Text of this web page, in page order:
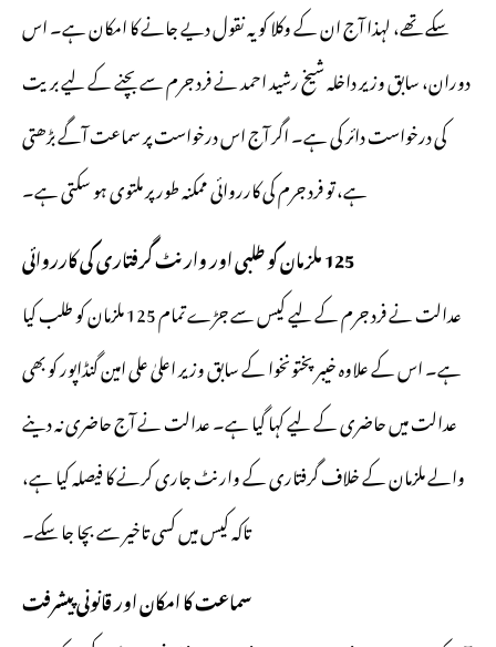
سکے تھے، لہذا آج ان کے وکلا کو یہ نقول دیے جانے کا امکان ہے۔ اس
دوران، سابق وزیر داخلہ شیخ رشید احمد نے فرد جرم سے بچنے کے لیے بریت
کی درخواست دائر کی ہے۔ اگر آج اس درخواست پر سماعت آگے بڑھتی
ہے، تو فرد جرم کی کارروائی ممکنہ طور پر ملتوی ہو سکتی ہے۔
125 ملزمان کو طلبی اور وارنٹ گرفتاری کی کارروائی
عدالت نے فرد جرم کے لیے کیس سے جڑے تمام 125 ملزمان کو طلب کیا
ہے۔ اس کے علاوہ خیبرپختونخوا کے سابق وزیر اعلیٰ علی امین گنڈاپور کو بھی
عدالت میں حاضری کے لیے کہا گیا ہے۔ عدالت نے آج حاضری نہ دینے
والے ملزمان کے خلاف گرفتاری کے وارنٹ جاری کرنے کا فیصلہ کیا ہے،
تاکہ کیس میں کسی تاخیر سے بچا جا سکے۔
سماعت کا امکان اور قانونی پیشرفت